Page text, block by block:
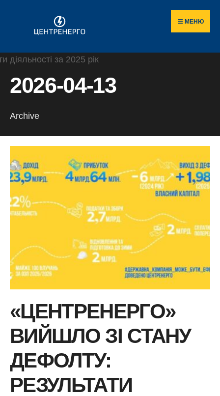
МЕНЮ
2026-04-13
Archive
«ЦЕНТРЕНЕРГО»
ВИЙШЛО ЗІ СТАНУ
ДЕФОЛТУ:
РЕЗУЛЬТАТИ
сайту